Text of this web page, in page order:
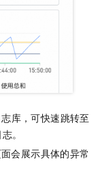
库，可快速跳转至
。
会展示具体的异常